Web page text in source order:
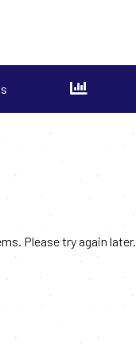
Please try again later.